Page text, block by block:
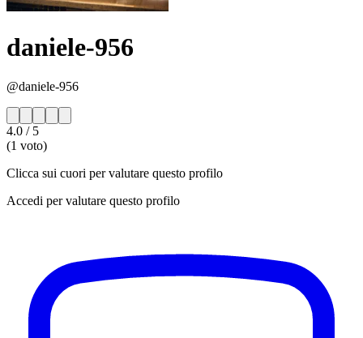
daniele-956
@daniele-956
4.0 / 5
(1 voto)
Clicca sui cuori per valutare questo profilo
Accedi per valutare questo profilo